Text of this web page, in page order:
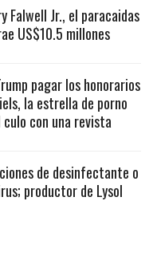
Falwell Jr., el paracaidas
US$10.5 millones
pagar los honorarios
la estrella de porno
con una revista
de desinfectante o
productor de Lysol